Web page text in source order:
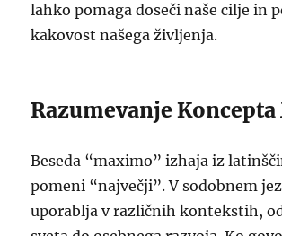
lahko pomaga doseči naše cilje in
kakovost našega življenja.
Razumevanje
Beseda “maximo” izhaja iz
pomeni “največji”. V sodobnem
uporablja v različnih kontekstih,